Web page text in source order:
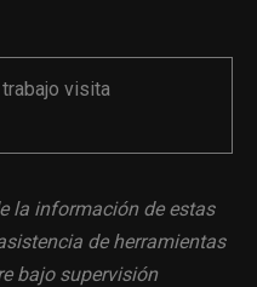
visita
la información de estas
de herramientas
bajo supervisión